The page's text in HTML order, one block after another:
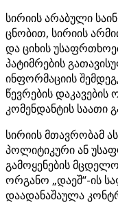
სირიის არაბული
ცნობით, სირიის
და ციხის
პატიმრების
ინფორმაციის
წევრების
კომენდანტის საათი
სირიის მთავრობამ
პოლიტიკური ან
გამოყენების
ორგანო „დაეშ“-ის
დაადანაშაულა